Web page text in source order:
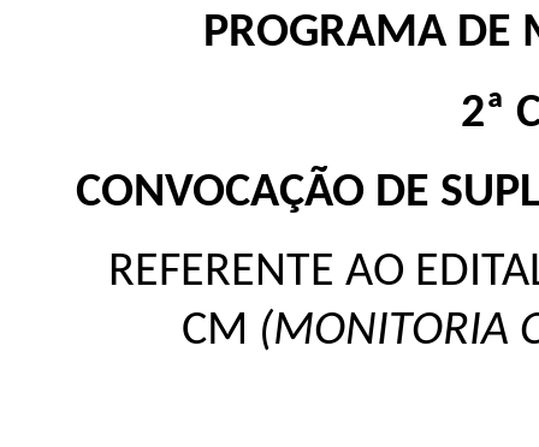
PROGRAMA DE
2ª
CONVOCAÇÃO DE
REFERENTE AO
CM (MONITORIA